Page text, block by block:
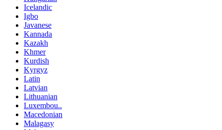
Icelandic
Igbo
Javanese
Kannada
Kazakh
Khmer
Kurdish
Kyrgyz
Latin
Latvian
Lithuanian
Luxembou..
Macedonian
Malagasy